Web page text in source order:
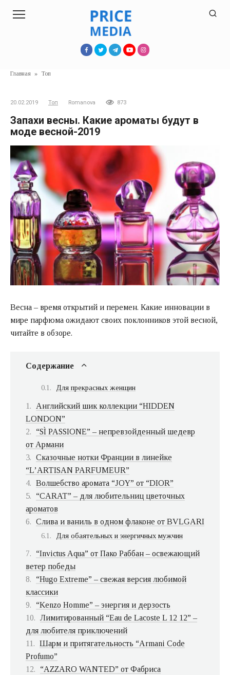
Главная » Топ
20.02.2019 Топ Romanova 873
Запахи весны. Какие ароматы будут в
моде весной-2019
Весна – время открытий и перемен. Какие инновации в
мире парфюма ожидают своих поклонников этой весной,
читайте в обзоре.
Содержание
Для прекрасных женщин
Английский шик коллекции “HIDDEN
LONDON”
“SÌ PASSIONE” – непревзойденный шедевр
от Армани
Сказочные нотки Франции в линейке
“L’ARTISAN PARFUMEUR”
Волшебство аромата “JOY” от “DIOR”
“CARAT” – для любительниц цветочных
ароматов
Слива и ваниль в одном флаконе от BVLGARI
Для обаятельных и энергичных мужчин
“Invictus Aqua” от Пако Раббан – освежающий
ветер победы
“Hugo Extreme” – свежая версия любимой
классики
“Kenzo Homme” – энергия и дерзость
Лимитированный “Eau de Lacoste L 12 12” –
для любителя приключений
Шарм и притягательность “Armani Code
Profumo”
“AZZARO WANTED” от Фабриса